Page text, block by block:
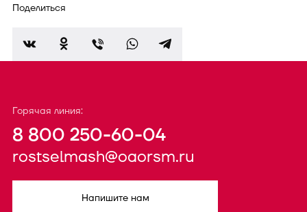
Поделиться
Горячая линия:
8 800 250-60-04
rostselmash@oaorsm.ru
Напишите нам